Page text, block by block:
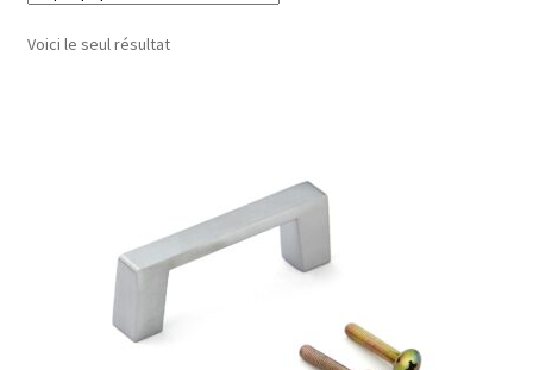
Contact
Transport maritime
Voici le seul résultat